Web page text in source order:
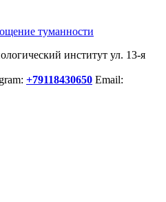
туманности
институт ул. 13-я
+79118430650 Email: